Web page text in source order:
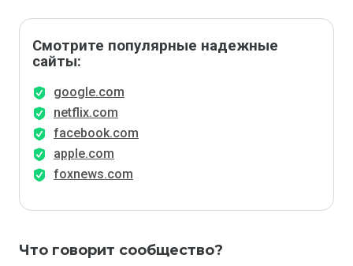
Смотрите популярные надежные
сайты:
google.com
netflix.com
facebook.com
apple.com
foxnews.com
Что говорит сообщество?